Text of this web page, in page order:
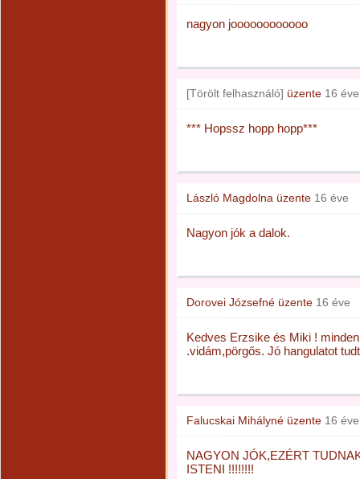
nagyon joooooooooooo
[Törölt felhasználó] üzente 16 éve
*** Hopssz hopp hopp***
László Magdolna üzente 16 éve
Nagyon jók a dalok.
Dorovei Józsefné üzente 16 éve
Kedves Erzsike és Miki !
.vidám,pörgős. Jó hangulatot
Falucskai Mihályné üzente 16 éve
NAGYON JÓK,EZÉRT
ISTENI !!!!!!!!